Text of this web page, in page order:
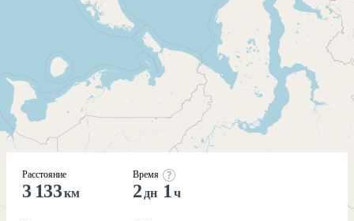
Расстояние
3 133км
Время
2 дн 1 ч